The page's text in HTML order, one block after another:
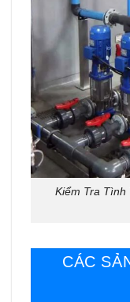
Kiểm Tra
CÁC